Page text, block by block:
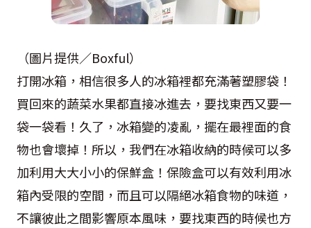
（圖片提供／Boxful）
打開冰箱，相信很多人的冰箱裡都充滿著塑膠袋！
買回來的蔬菜水果都直接冰進去，要找東西又要一
袋一袋看！久了，冰箱變的凌亂，擺在最裡面的食
物也會壞掉！所以，我們在冰箱收納的時候可以多
加利用大大小小的保鮮盒！保險盒可以有效利用冰
箱內受限的空間，而且可以隔絕冰箱食物的味道，
不讓彼此之間影響原本風味，要找東西的時候也方